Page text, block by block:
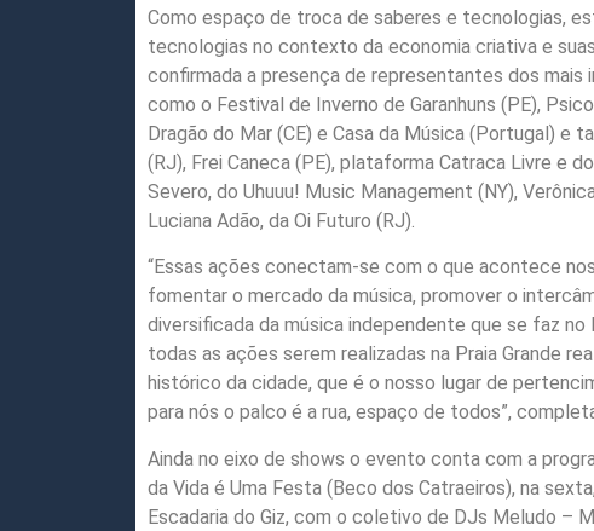
Como espaço de troca de saberes e tecnologias,
tecnologias no contexto da economia criativa e
confirmada a presença de representantes dos
como o Festival de Inverno de Garanhuns (PE),
Dragão do Mar (CE) e Casa da Música (Portugal) e
(RJ), Frei Caneca (PE), plataforma Catraca Livre e
Severo, do Uhuuu! Music Management (NY),
Luciana Adão, da Oi Futuro (RJ).
“Essas ações conectam-se com o que acontece
fomentar o mercado da música, promover o
diversificada da música independente que se faz no
todas as ações serem realizadas na Praia Grande
histórico da cidade, que é o nosso lugar de
para nós o palco é a rua, espaço de todos”,
Ainda no eixo de shows o evento conta com a
da Vida é Uma Festa (Beco dos Catraeiros), na
Escadaria do Giz, com o coletivo de DJs Meludo –